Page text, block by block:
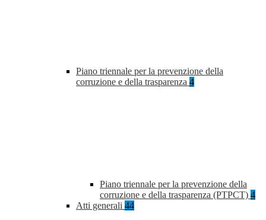
Piano triennale per la prevenzione della
corruzione e della trasparenza 4
Piano triennale per la prevenzione della
corruzione e della trasparenza (PTPCT) 4
Atti generali 44